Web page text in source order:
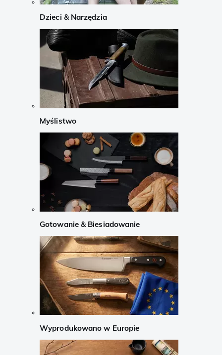
Dzieci & Narzędzia
Myślistwo
Gotowanie & Biesiadowanie
Wyprodukowano w Europie